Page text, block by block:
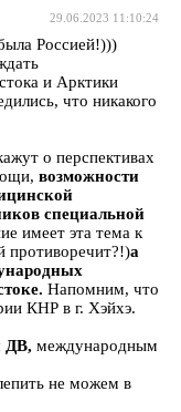
29.06.2023 11:10:24
Россией!)))
и Арктики
что никакого
о перспективах
возможности
специальной
имеет эта тема к
противоречит?!)а
Напомним, что
КНР в г. Хэйхэ.
ДВ, международным
не можем в